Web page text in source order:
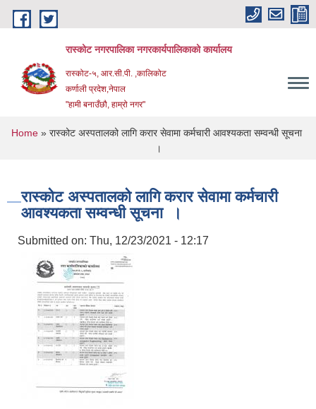
Skip to main content
रास्कोट नगरपालिका नगरकार्यपालिकाको कार्यालय
रास्कोट-५, आर.सी.पी. ,कालिकोट
कर्णाली प्रदेश,नेपाल
"हामी बनाउँछौ, हाम्रो नगर"
You are here
Home » रास्‍कोट अस्पतालको लागि करार सेवामा कर्मचारी आवश्यकता सम्वन्धी सूचना
।
रास्‍कोट अस्पतालको लागि करार सेवामा कर्मचारी
आवश्यकता सम्वन्धी सूचना ।
Submitted on: Thu, 12/23/2021 - 12:17